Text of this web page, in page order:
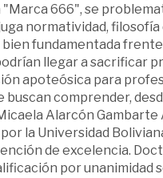
"Marca 666", se
normatividad,
fundamentada
llegar a sacrificar
apoteósica para
buscan comprender,
Alarcón
la Universidad
de excelencia.
por